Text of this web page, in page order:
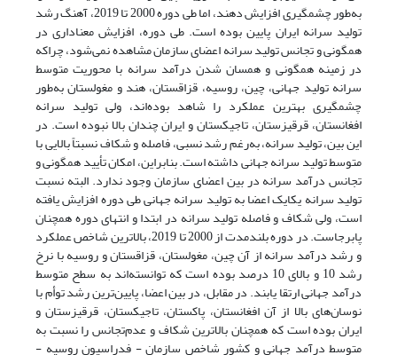
به‌طور چشمگیری افزایش دهند، اما طی دوره 2000 تا 2019، آهنگ رشد
تولید سرانه ایران پایین بوده است. طی دوره، افزایش معنا‌داری در
همگونی و تجانس تولید سرانه اعضای سازمان مشاهده نمی‌شود، چراکه
در زمینه همگونی و همسان شدن درآمد سرانه با محوریت متوسط
سرانه تولید جهانی، چین، روسیه، قزاقستان، هند و مغولستان به‌طور
چشمگیری بهترین عملکرد را شاهد بوده‌اند، ولی تولید سرانه
افغانستان، قرقیزستان، تاجیکستان و ایران چندان بالا نبوده است. در
این بین، تولید سرانه، به‌‌رغم رشد نسبی، فاصله و شکاف نسبتاً بالایی با
متوسط تولید سرانه جهانی داشته است. بنابراین، امکان تأیید همگونی و
تجانس درآمد سرانه در بین اعضای سازمان وجود ندارد. البته نسبت
تولید سرانه یکایک اعضا به تولید سرانه جهانی طی دوره افزایش یافته‌
است، ولی شکاف و فاصله تولید سرانه در ابتدا و انتهای دوره همچنان
پابرجاست. در دوره بلندمدت از 2000 تا 2019، بالاترین شاخص عملکرد
و رشد درآمد سرانه از آن چین، مغولستان، قزاقستان و روسیه با نرخ
رشد 10 و بالای 10 درصد بوده است که توانسته‌اند به سطح متوسط
درآمد جهانی ارتقا یابند. در مقابل، در بین اعضا، پایین‌ترین رشد توأم با
نوسان‌های بالا از آن افغانستان، پاکستان، تاجیکستان، قرقیزستان و
ایران بوده است که همچنان بالاترین شکاف و عدم‌تجانس را نسبت به
متوسط درآمد جهانی و کشور شاخص سازمان - فدراسیون روسیه -